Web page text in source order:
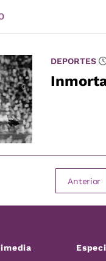
DEPORTES
Anterior